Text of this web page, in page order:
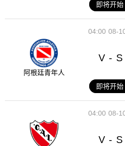
即将开始
08-
04:00
阿根廷青年人
V - S
即将开始
08-
04:00
V - S